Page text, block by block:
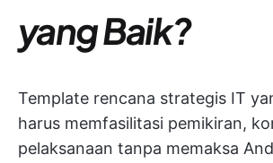
yang Baik?
Template rencana strategis IT
harus memfasilitasi pemikiran,
pelaksanaan tanpa memaksa